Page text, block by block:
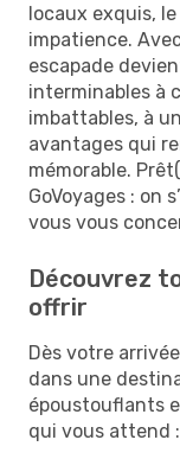
locaux exquis,
impatience.
escapade
interminables à
imbattables, à
avantages qui
mémorable.
GoVoyages : on
vous vous
Découvrez
offrir
Dès votre
dans une
époustouflants
qui vous attend :